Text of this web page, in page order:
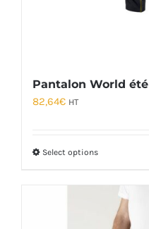
Pantalon World été
82,64€ HT
Select options